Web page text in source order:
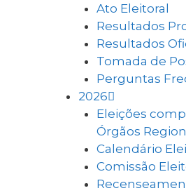
Ato Eleitoral
Resultados
Resultados
Tomada de
Perguntas
2026
Eleições
Órgãos
Calendário
Comissão